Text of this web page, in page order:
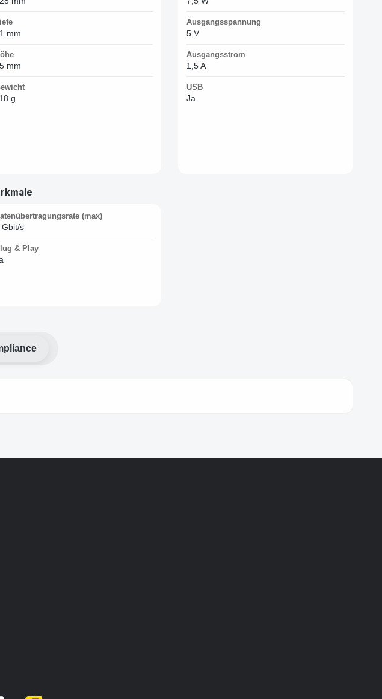
mm
mm
g
Ausgangsspannung
5 V
Ausgangsstrom
1,5 A
USB
Ja
(max)
Gbit/s
& Play